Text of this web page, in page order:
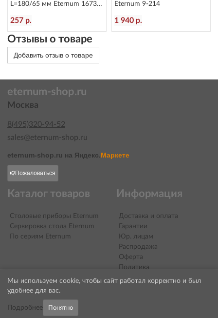
Мы используем cookie, чтобы сайт работал корректно и был
удобнее для вас.
Подробнее Понятно
L=180/65 мм Eternum 1673-
257 р.
Eternum 9-214
1 940 р.
Отзывы о товаре
Добавить отзыв о товаре
eternum-shop.ru
Москва
8(495)320-94-52
sales@eternum-shop.ru
eternum-shop.ru на Яндекс.Маркете
Пожаловаться
Каталог товаров
Столовые приборы Eternum
Сервировка стола Eternum
По сериям Eternum
Информация
Доставка и оплата
Гарантии
Юр. лицам
Распродажа
Оферта
Политика
конфиденциальности